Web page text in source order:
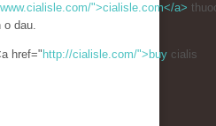
">cialisle.com</a>
o dau.
href=" http://cialisle.com/">buy cialis